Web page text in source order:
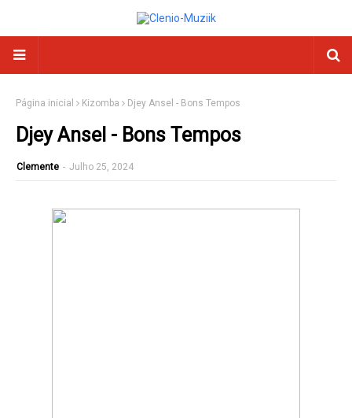
Página inicial Kizomba Djey Ansel - Bons Tempos
Djey Ansel - Bons Tempos
Clemente - Julho 25, 2024